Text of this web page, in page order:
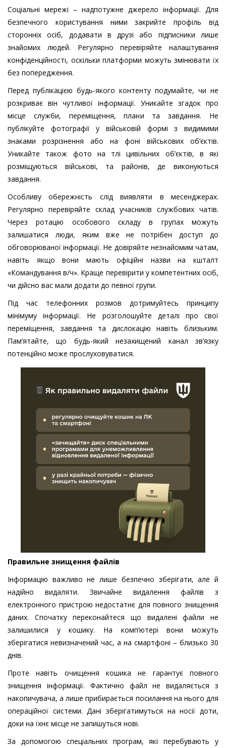
Соціальні мережі – надпотужне джерело інформації. Для
безпечного користування ними закрийте профіль від
сторонніх осіб, додавати в друзі або підписники лише
знайомих людей. Регулярно перевіряйте налаштування
конфіденційності, оскільки платформи можуть змінювати їх
без попередження.
Перед публікацією будь-якого контенту подумайте, чи не
розкриває він чутливої інформації. Уникайте згадок про
місце служби, переміщення, плани та завдання. Не
публікуйте фотографії у військовій формі з видимими
знаками розрізнення або на фоні військових об’єктів.
Уникайте також фото на тлі цивільних об’єктів, в які
розміщуються військові, та районів, де виконуються
завдання.
Особливу обережність слід виявляти в месенджерах.
Регулярно перевіряйте склад учасників службових чатів.
Через ротацію особового складу в групах можуть
залишатися люди, яким вже не потрібен доступ до
обговорюваної інформації. Не довіряйте незнайомим чатам,
навіть якщо вони мають офіційні назви на кшталт
«Командування в/ч». Краще перевірити у компетентних осіб,
чи дійсно вас мали додати до певної групи.
Під час телефонних розмов дотримуйтесь принципу
мінімуму інформації. Не розголошуйте деталі про свої
переміщення, завдання та дислокацію навіть близьким.
Пам’ятайте, що будь-який незахищений канал зв’язку
потенційно може прослуховуватися.
Правильне знищення файлів
Інформацію важливо не лише безпечно зберігати, але й
надійно видаляти. Звичайне видалення файлів з
електронного пристрою недостатнє для повного знищення
даних. Спочатку переконайтеся що видалені файли не
залишилися у кошику. На комп’ютері вони можуть
зберігатися невизначений час, а на смартфоні – близько 30
днів.
Проте навіть очищення кошика не гарантує повного
знищення інформації. Фактично файл не видаляється з
накопичувача, а лише прибирається посилання на нього для
операційної системи. Дані зберігатимуться на носії доти,
доки на їхнє місце не запишуться нові.
За допомогою спеціальних програм, які перебувають у